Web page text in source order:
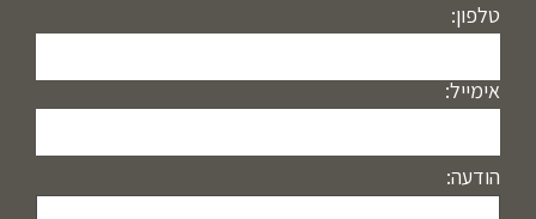
טלפון:
אימייל:
הודעה: